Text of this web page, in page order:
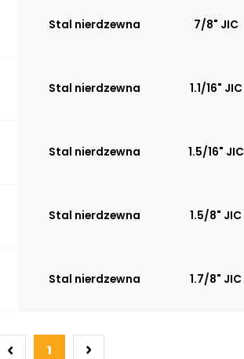
Stal nierdzewna 7/8" JIC
Stal nierdzewna 1.1/16" JIC
Stal nierdzewna 1.5/16" JIC
Stal nierdzewna 1.5/8" JIC
Stal nierdzewna 1.7/8" JIC
1